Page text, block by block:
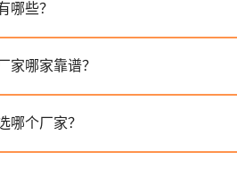
哪些？
家哪家靠谱？
哪个厂家？